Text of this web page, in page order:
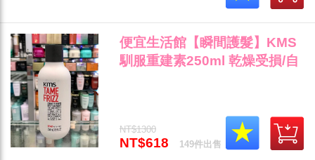
便宜生活館【瞬間護髮】KMS
馴服重建素250ml 乾燥受損/自
NT$1300
NT$618 149件出售